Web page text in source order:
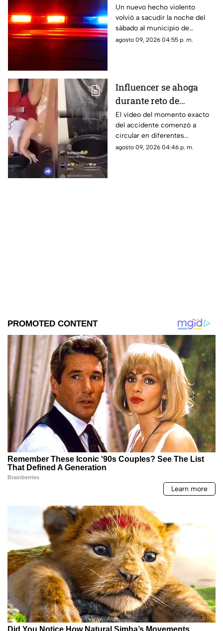
ejecutan a un hombre
en Jiutepec
Un nuevo hecho violento
volvió a sacudir la noche del
sábado al municipio de
Jiutepec.
agosto 09, 2026 04:55 p. m.
Influencer se ahoga
durante reto de
transmisión en vivo;
esto se sabe del caso
(+VIDEO)
El video del momento exacto
del accidente comenzó a
circular en diferentes
plataformas digitales.
agosto 09, 2026 04:46 p. m.